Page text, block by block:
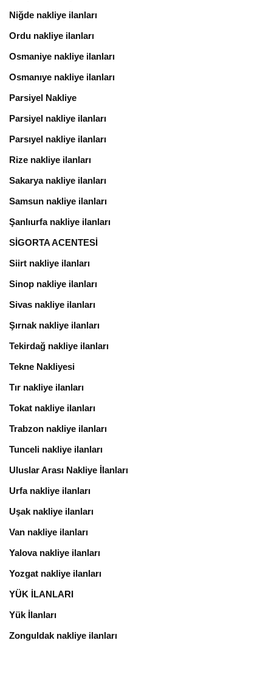
Niğde nakliye ilanları
Ordu nakliye ilanları
Osmaniye nakliye ilanları
Osmanıye nakliye ilanları
Parsiyel Nakliye
Parsiyel nakliye ilanları
Parsıyel nakliye ilanları
Rize nakliye ilanları
Sakarya nakliye ilanları
Samsun nakliye ilanları
Şanlıurfa nakliye ilanları
SİGORTA ACENTESİ
Siirt nakliye ilanları
Sinop nakliye ilanları
Sivas nakliye ilanları
Şırnak nakliye ilanları
Tekirdağ nakliye ilanları
Tekne Nakliyesi
Tır nakliye ilanları
Tokat nakliye ilanları
Trabzon nakliye ilanları
Tunceli nakliye ilanları
Uluslar Arası Nakliye İlanları
Urfa nakliye ilanları
Uşak nakliye ilanları
Van nakliye ilanları
Yalova nakliye ilanları
Yozgat nakliye ilanları
YÜK İLANLARI
Yük İlanları
Zonguldak nakliye ilanları